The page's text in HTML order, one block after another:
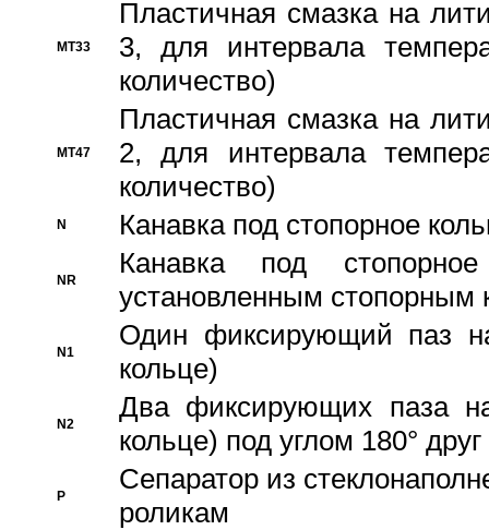
MT33
Пластичная смазка на
3, для интервала
количество)
MT47
Пластичная смазка на
2, для интервала
количество)
N Канавка под стопорное
NR
Канавка под
установленным стопорным
N1
Один фиксирующий паз
кольце)
N2
Два фиксирующих паза
кольце) под углом 180° друг
P
Cепаратор из
роликам